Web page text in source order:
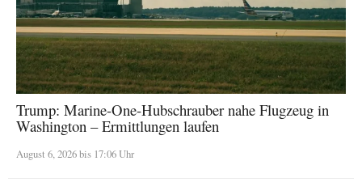
Trump: Marine-One-Hubschrauber nahe Flugzeug in
Washington – Ermittlungen laufen
August 6, 2026 bis 17:06 Uhr